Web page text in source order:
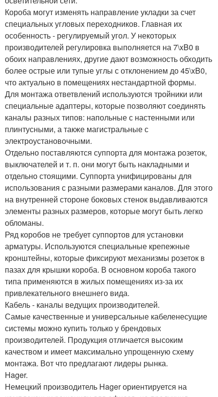
Короба могут изменять направление укладки за счет
специальных угловых переходников. Главная их
особенность - регулируемый угол. У некоторых
производителей регулировка выполняется на 7\xB0 в
обоих направлениях, другие дают возможность обходить
более острые или тупые углы с отклонением до 45\xB0,
что актуально в помещениях нестандартной формы.
Для монтажа ответвлений используются тройники или
специальные адаптеры, которые позволяют соединять
каналы разных типов: напольные с настенными или
плинтусными, а также магистральные с
электроустановочными.
Отдельно поставляются суппорта для монтажа розеток,
выключателей и т. п. они могут быть накладными и
отдельно стоящими. Суппорта унифицированы для
использования с разными размерами каналов. Для этого
на внутренней стороне боковых стенок выдавливаются
элементы разных размеров, которые могут быть легко
обломаны.
Ряд коробов не требует суппортов для установки
арматуры. Используются специальные крепежные
кронштейны, которые фиксируют механизмы розеток в
пазах для крышки короба. В основном короба такого
типа применяются в жилых помещениях из-за их
привлекательного внешнего вида.
Кабель - каналы ведущих производителей.
Самые качественные и универсальные кабеленесущие
системы можно купить только у брендовых
производителей. Продукция отличается высоким
качеством и имеет максимально упрощенную схему
монтажа. Вот что предлагают лидеры рынка.
Hager.
Немецкий производитель Hager ориентируется на